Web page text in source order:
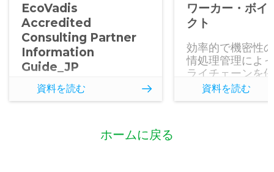
EcoVadis
Accredited
Consulting Partner
Information
Guide_JP
資料を読む
ワーカー・ボイ
クト
効率的で機密性
情処理管理によ
ライチェーンを
しょう。迅速な
により、労働者
資料を読む
ホームに戻る